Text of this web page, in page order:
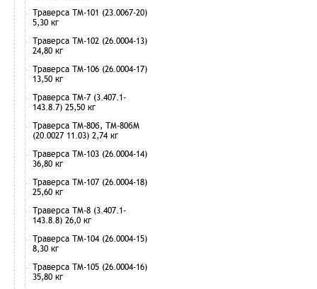
Траверса ТМ-101 (23.0067-20)
5,30 кг
Траверса ТМ-102 (26.0004-13)
24,80 кг
Траверса ТМ-106 (26.0004-17)
13,50 кг
Траверса ТМ-7 (3.407.1-
143.8.7) 25,50 кг
Траверса ТМ-80б, ТМ-80бМ
(20.0027 11.03) 2,74 кг
Траверса ТМ-103 (26.0004-14)
36,80 кг
Траверса ТМ-107 (26.0004-18)
25,60 кг
Траверса ТМ-8 (3.407.1-
143.8.8) 26,0 кг
Траверса ТМ-104 (26.0004-15)
8,30 кг
Траверса ТМ-105 (26.0004-16)
35,80 кг